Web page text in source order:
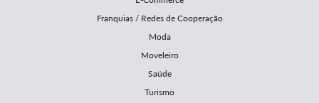
Franquias / Redes de Cooperação
Moda
Moveleiro
Saúde
Turismo